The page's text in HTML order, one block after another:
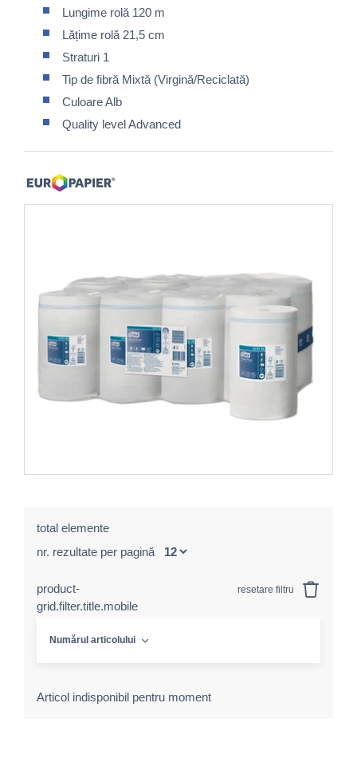
Lungime rolă 120 m
Lățime rolă 21,5 cm
Straturi 1
Tip de fibră Mixtă (Virgină/Reciclată)
Culoare Alb
Quality level Advanced
total elemente
nr. rezultate per pagină
product-
grid.filter.title.mobile
resetare filtru
Numărul articolului
Articol indisponibil pentru moment